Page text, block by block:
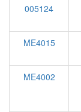
005124
ME4015
ME4002